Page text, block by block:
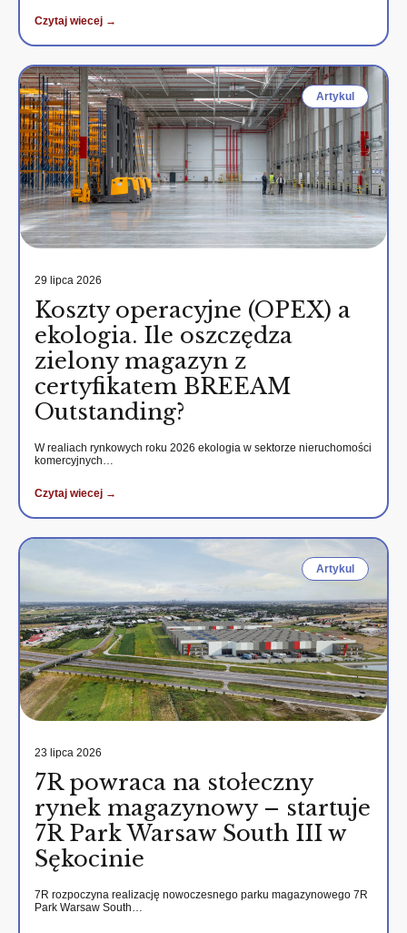
Czytaj wiecej →
Artykul
29 lipca 2026
Koszty operacyjne (OPEX) a
ekologia. Ile oszczędza
zielony magazyn z
certyfikatem BREEAM
Outstanding?
W realiach rynkowych roku 2026 ekologia w sektorze nieruchomości
komercyjnych…
Czytaj wiecej →
Artykul
23 lipca 2026
7R powraca na stołeczny
rynek magazynowy – startuje
7R Park Warsaw South III w
Sękocinie
7R rozpoczyna realizację nowoczesnego parku magazynowego 7R
Park Warsaw South…